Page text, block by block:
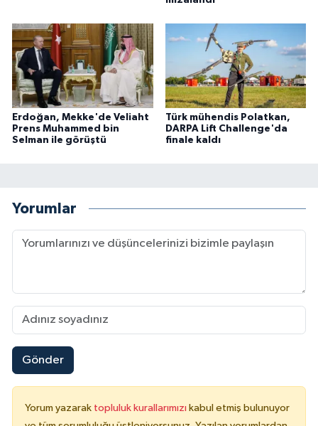
Erdoğan, Mekke'de Veliaht
Prens Muhammed bin
Selman ile görüştü
Türk mühendis Polatkan,
DARPA Lift Challenge'da
finale kaldı
Yorumlar
Gönder
Yorum yazarak topluluk kurallarımızı kabul etmiş bulunuyor